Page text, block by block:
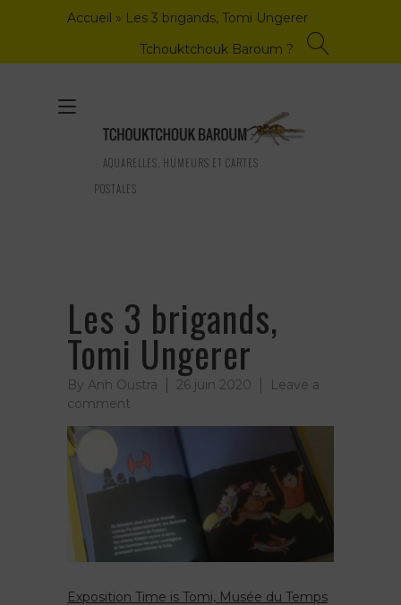
Accueil » Les 3 brigands, Tomi Ungerer
Tchouktchouk Baroum ?
AQUARELLES, HUMEURS ET CARTES
POSTALES
Toggle
navigation
Les 3 brigands,
Tomi Ungerer
By Anh Oustra 26 juin 2020
Leave a
commenton
brigands,
Tomi
Exposition Time is Tomi, Musée du Temps